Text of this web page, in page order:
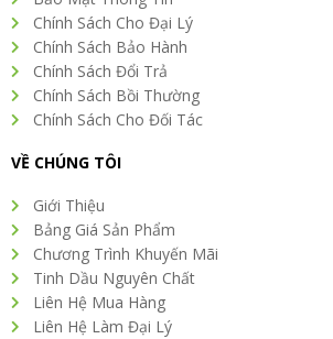
Chính Sách Cho Đại Lý
Chính Sách Bảo Hành
Chính Sách Đổi Trả
Chính Sách Bồi Thường
Chính Sách Cho Đối Tác
VỀ CHÚNG TÔI
Giới Thiệu
Bảng Giá Sản Phẩm
Chương Trình Khuyến Mãi
Tinh Dầu Nguyên Chất
Liên Hệ Mua Hàng
Liên Hệ Làm Đại Lý